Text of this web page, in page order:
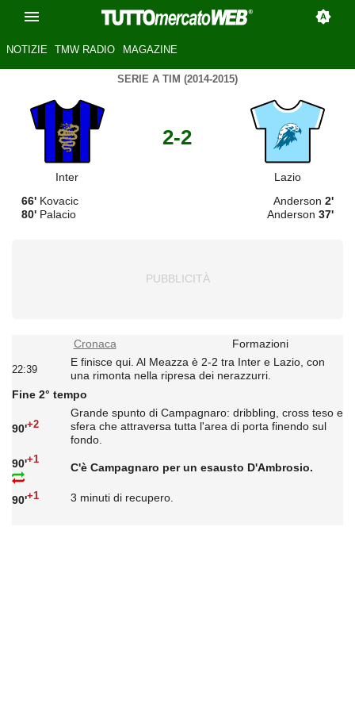
NOTIZIE TMW RADIO MAGAZINE
SERIE A TIM (2014-2015)
Inter
2-2
Lazio
66' Kovacic
80' Palacio
Anderson 2'
Anderson 37'
Cronaca Formazioni
22:39
E finisce qui. Al Meazza è 2-2 tra Inter e Lazio, con
una rimonta nella ripresa dei nerazzurri.
Fine 2° tempo
90'+2
Grande spunto di Campagnaro: dribbling, cross teso e
sfera che attraversa tutta l'area di porta finendo sul
fondo.
90'+1
C'è Campagnaro per un esausto D'Ambrosio.
90'+1 3 minuti di recupero.